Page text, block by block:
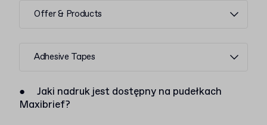
Offer & Products
Adhesive Tapes
●
Jaki nadruk jest dostępny na pudełkach
Maxibrief?